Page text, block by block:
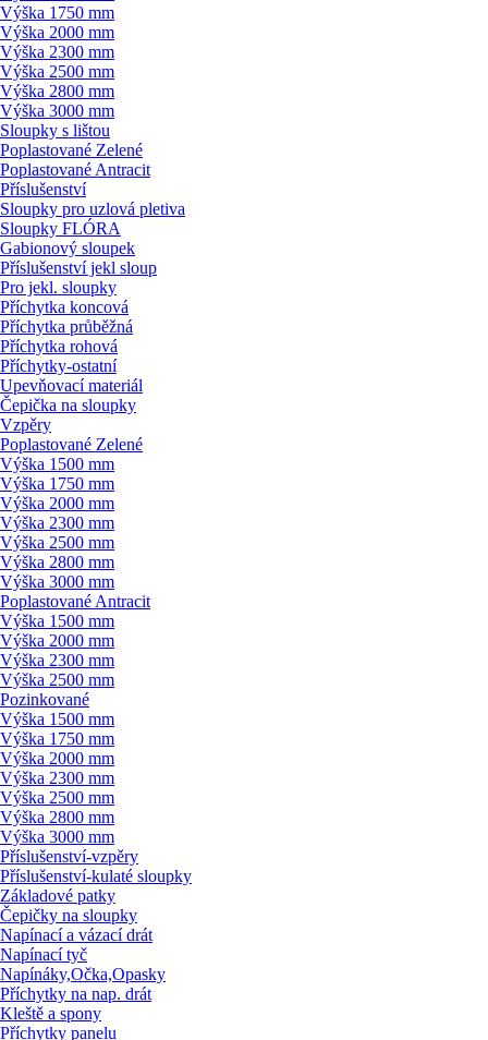
Výška 1750 mm
Výška 2000 mm
Výška 2300 mm
Výška 2500 mm
Výška 2800 mm
Výška 3000 mm
Sloupky s lištou
Poplastované Zelené
Poplastované Antracit
Příslušenství
Sloupky pro uzlová pletiva
Sloupky FLÓRA
Gabionový sloupek
Příslušenství jekl sloup
Pro jekl. sloupky
Příchytka koncová
Příchytka průběžná
Příchytka rohová
Příchytky-ostatní
Upevňovací materiál
Čepička na sloupky
Vzpěry
Poplastované Zelené
Výška 1500 mm
Výška 1750 mm
Výška 2000 mm
Výška 2300 mm
Výška 2500 mm
Výška 2800 mm
Výška 3000 mm
Poplastované Antracit
Výška 1500 mm
Výška 2000 mm
Výška 2300 mm
Výška 2500 mm
Pozinkované
Výška 1500 mm
Výška 1750 mm
Výška 2000 mm
Výška 2300 mm
Výška 2500 mm
Výška 2800 mm
Výška 3000 mm
Příslušenství-vzpěry
Příslušenství-kulaté sloupky
Základové patky
Čepičky na sloupky
Napínací a vázací drát
Napínací tyč
Napínáky,Očka,Opasky
Příchytky na nap. drát
Kleště a spony
Příchytky panelu